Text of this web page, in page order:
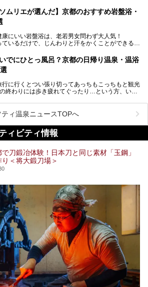
きなサウナを探すのもいいですが、さまざまなサウ
してみたいですよね。
浴施設を紹介します。
しみましょう！
ソムリエが選んだ】京都のおすすめ岩盤浴・
康にいい岩盤浴は、老若男女問わず大人気！
いるだけで、じんわりと汗をかくことができるの
はもちろん、旅先としても人気の京都。
でに岩盤浴のある温泉に浸かってリフレッシュす
都にある岩盤浴のある施設をピックアップしてご紹
でにひとっ風呂？京都の日帰り温泉・温浴
行に行くとつい張り切ってあっちもこっちもと観光
終わりには歩き疲れてぐったり…という方、いま
れた身体には温泉です！京都には、市内にも郊外に
しい温泉がたくさんあります。そこで、日帰り利用
すすめの温泉・温浴施設をまとめてみました。
ティ温泉ニュースTOPへ
ィビティ情報
で刀鍛冶体験！日本刀と同じ素材「玉鋼」
＜将大鍛刀場＞